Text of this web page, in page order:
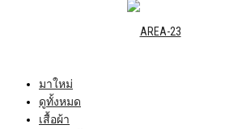
มาใหม่
ดูทั้งหมด
เสื้อผ้า